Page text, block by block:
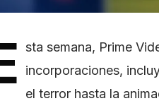
sta semana, Prime
incorporaciones,
el terror hasta la